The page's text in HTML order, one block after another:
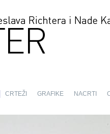
CRTEŽI GRAFIKE NACRTI